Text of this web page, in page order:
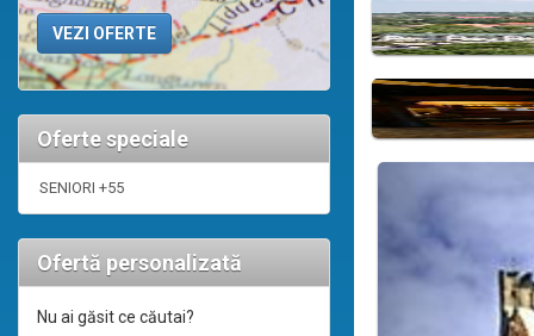
Oferte speciale
SENIORI +55
Ofertă personalizată
Nu ai găsit ce căutai?